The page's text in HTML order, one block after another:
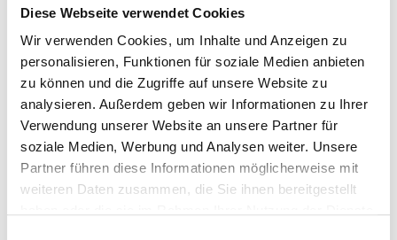
Diese Webseite verwendet Cookies
Wir verwenden Cookies, um Inhalte und Anzeigen zu
personalisieren, Funktionen für soziale Medien anbieten
zu können und die Zugriffe auf unsere Website zu
analysieren. Außerdem geben wir Informationen zu Ihrer
Verwendung unserer Website an unsere Partner für
soziale Medien, Werbung und Analysen weiter. Unsere
Partner führen diese Informationen möglicherweise mit
weiteren Daten zusammen, die Sie ihnen bereitgestellt